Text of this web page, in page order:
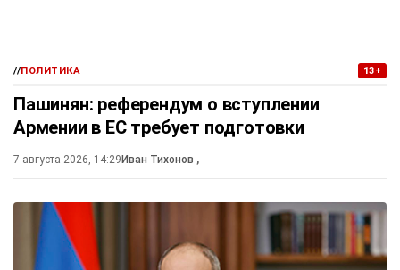
//ПОЛИТИКА 13+
Пашинян: референдум о вступлении
Армении в ЕС требует подготовки
7 августа 2026, 14:29 Иван Тихонов ,